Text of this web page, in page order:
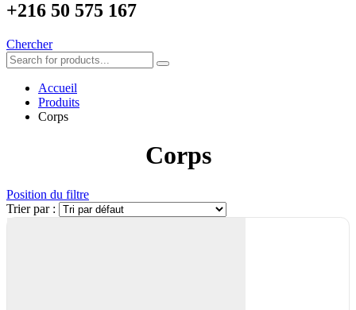
+216 50 575 167
Chercher
Accueil
Produits
Corps
Corps
Position du filtre
Trier par :